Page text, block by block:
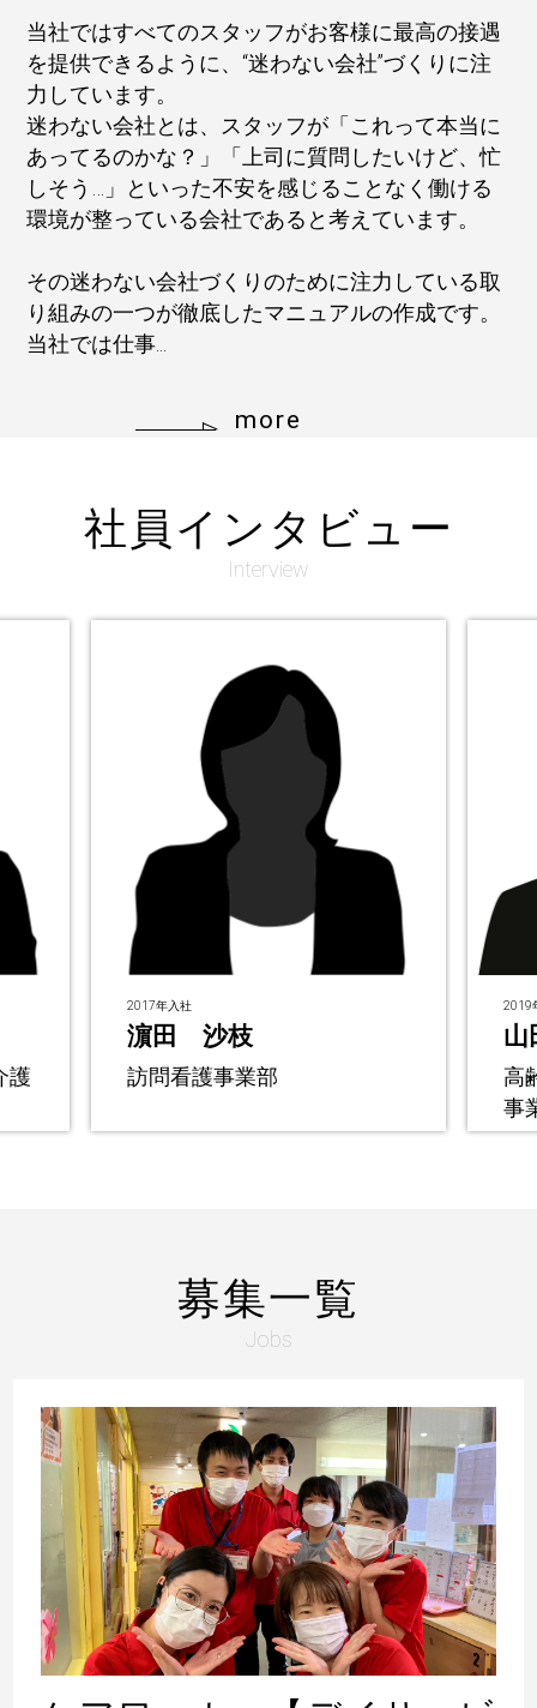
当社ではすべてのスタッフがお客様に最高の接遇
を提供できるように、“迷わない会社”づくりに注
力しています。
迷わない会社とは、スタッフが「これって本当に
あってるのかな？」「上司に質問したいけど、忙
しそう…」といった不安を感じることなく働ける
環境が整っている会社であると考えています。
その迷わない会社づくりのために注力している取
り組みの一つが徹底したマニュアルの作成です。
当社では仕事...
more
社員インタビュー
Interview
護事業部
高齢者福祉事業部
募集一覧
Jobs